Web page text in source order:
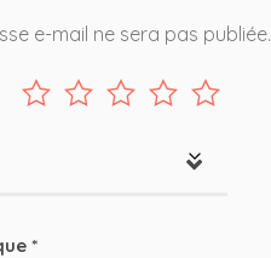
e-mail ne sera pas publiée.
*